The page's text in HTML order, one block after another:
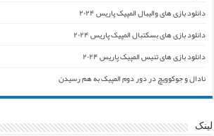
دانلود بازی های والیبال المپیک پاریس ۲۰۲۴
دانلود بازی های بسکتبال المپیک پاریس ۲۰۲۴
دانلود بازی های تنیس المپیک پاریس ۲۰۲۴
نادال و جوکوویچ در دور دوم المپیک به هم رسیدن
لینک